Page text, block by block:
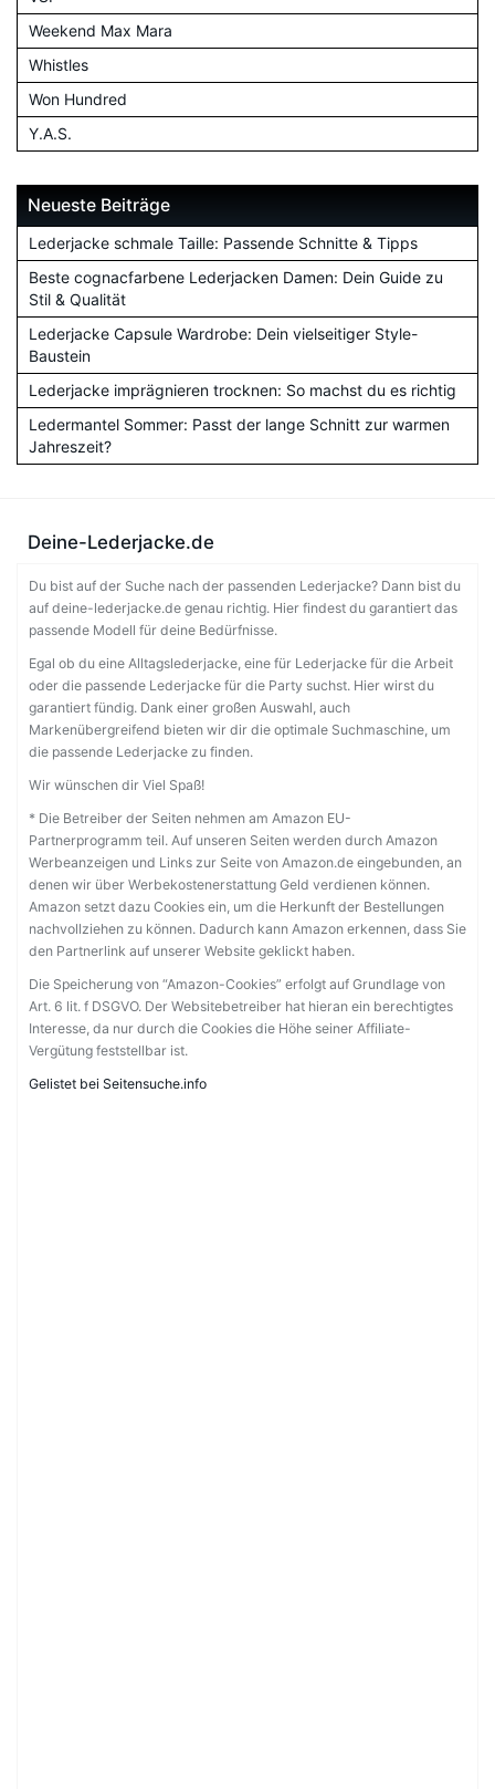
Weekend Max Mara
Whistles
Won Hundred
Y.A.S.
Neueste Beiträge
Lederjacke schmale Taille: Passende Schnitte & Tipps
Beste cognacfarbene Lederjacken Damen: Dein Guide zu
Stil & Qualität
Lederjacke Capsule Wardrobe: Dein vielseitiger Style-
Baustein
Lederjacke imprägnieren trocknen: So machst du es richtig
Ledermantel Sommer: Passt der lange Schnitt zur warmen
Jahreszeit?
Deine-Lederjacke.de
Du bist auf der Suche nach der passenden Lederjacke? Dann bist du
auf deine-lederjacke.de genau richtig. Hier findest du garantiert das
passende Modell für deine Bedürfnisse.
Egal ob du eine Alltagslederjacke, eine für Lederjacke für die Arbeit
oder die passende Lederjacke für die Party suchst. Hier wirst du
garantiert fündig. Dank einer großen Auswahl, auch
Markenübergreifend bieten wir dir die optimale Suchmaschine, um
die passende Lederjacke zu finden.
Wir wünschen dir Viel Spaß!
* Die Betreiber der Seiten nehmen am Amazon EU-
Partnerprogramm teil. Auf unseren Seiten werden durch Amazon
Werbeanzeigen und Links zur Seite von Amazon.de eingebunden, an
denen wir über Werbekostenerstattung Geld verdienen können.
Amazon setzt dazu Cookies ein, um die Herkunft der Bestellungen
nachvollziehen zu können. Dadurch kann Amazon erkennen, dass Sie
den Partnerlink auf unserer Website geklickt haben.
Die Speicherung von “Amazon-Cookies” erfolgt auf Grundlage von
Art. 6 lit. f DSGVO. Der Websitebetreiber hat hieran ein berechtigtes
Interesse, da nur durch die Cookies die Höhe seiner Affiliate-
Vergütung feststellbar ist.
Gelistet bei Seitensuche.info